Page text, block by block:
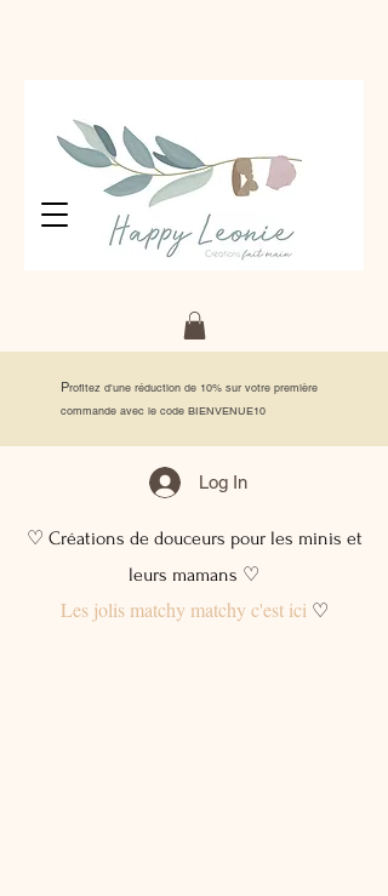
Profitez d'une réduction de 10% sur votre première
commande avec le code BIENVENUE10
Log In
♡ Créations de douceurs pour les minis et
leurs mamans ♡
Les jolis matchy matchy c'est ici♡